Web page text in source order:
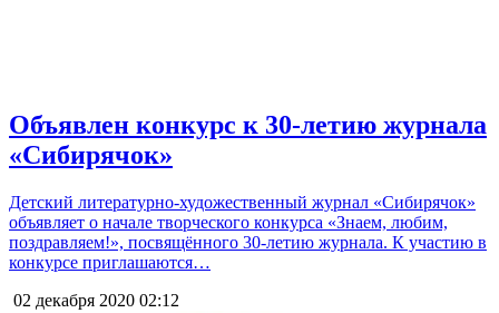
Объявлен конкурс к 30-летию журнала
«Сибирячок»
Детский литературно-художественный журнал «Сибирячок»
объявляет о начале творческого конкурса «Знаем, любим,
поздравляем!», посвящённого 30-летию журнала. К участию в
конкурсе приглашаются…
02 декабря 2020 02:12